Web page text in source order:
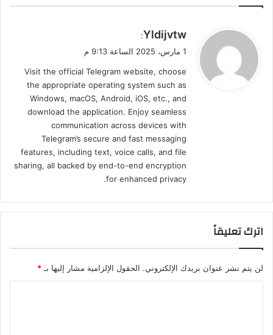
ي
ق
ل
Yldijvtw
:
1 مارس، 2025 الساعة 9:13 م
Visit the official Telegram website, choose
the appropriate operating system such as
Windows, macOS, Android, iOS, etc., and
download the application. Enjoy seamless
communication across devices with
Telegram’s secure and fast messaging
features, including text, voice calls, and file
sharing, all backed by end-to-end encryption
for enhanced privacy.
اترك تعليقاً
لن يتم نشر عنوان بريدك الإلكتروني. الحقول الإلزامية مشار إليها بـ*